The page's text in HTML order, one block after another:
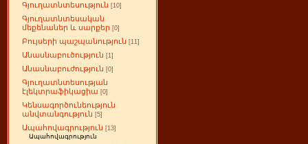
Գյուղատնտեսություն [10]
Գյուղատնտեսական
մեքենաներ և սարքեր [0]
Բույսերի պաշպանություն [11]
Անասնաբուծություն [1]
Անասնաբուժություն [0]
Գյուղատնտեսության
էլեկտրաֆիկացիա [0]
Կենսագործունեություն
անվտանգություն [5]
Ապահովագրություն [13]
Ապահովագրություն